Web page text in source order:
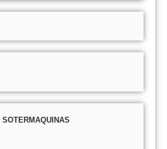
SOTERMAQUINAS